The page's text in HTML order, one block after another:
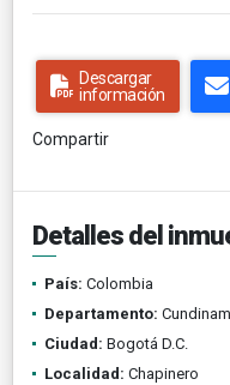
Descargar
información
Compartir
Detalles del
País: Colombia
Departamento:
Ciudad: Bogotá D.C.
Localidad: Chapinero